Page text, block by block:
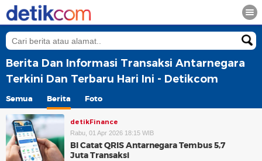
Berita Dan Informasi Transaksi Antarnegara
Terkini Dan Terbaru Hari Ini - Detikcom
Semua Berita Foto
detikFinance
Rabu, 01 Apr 2026 18:15 WIB
BI Catat QRIS Antarnegara Tembus 5,7
Juta Transaksi